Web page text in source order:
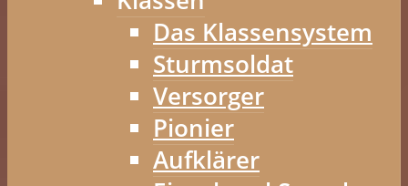
Das Klassensystem
Sturmsoldat
Versorger
Pionier
Aufklärer